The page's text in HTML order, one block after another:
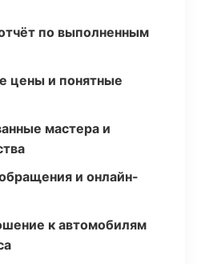
по выполненным
цены и понятные
мастера и
и онлайн-
к автомобилям